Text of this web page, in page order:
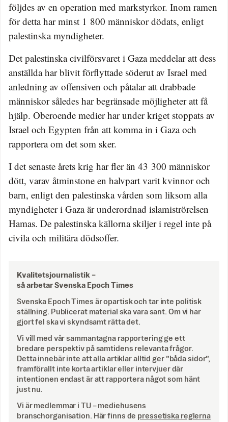
följdes av en operation med markstyrkor. Inom ramen
för detta har minst 1 800 människor dödats, enligt
palestinska myndigheter.
Det palestinska civilförsvaret i Gaza meddelar att dess
anställda har blivit förflyttade söderut av Israel med
anledning av offensiven och påtalar att drabbade
människor således har begränsade möjligheter att få
hjälp. Oberoende medier har under kriget stoppats av
Israel och Egypten från att komma in i Gaza och
rapportera om det som sker.
I det senaste årets krig har fler än 43 300 människor
dött, varav åtminstone en halvpart varit kvinnor och
barn, enligt den palestinska vården som liksom alla
myndigheter i Gaza är underordnad islamiströrelsen
Hamas. De palestinska källorna skiljer i regel inte på
civila och militära dödsoffer.
Kvalitetsjournalistik –
så arbetar Svenska Epoch Times
Svenska Epoch Times är opartisk och tar inte politisk
ställning. Publicerat material ska vara sant. Om vi har
gjort fel ska vi skyndsamt rätta det.
Vi vill med vår sammantagna rapportering ge ett
bredare perspektiv på samtidens relevanta frågor.
Detta innebär inte att alla artiklar alltid ger ”båda sidor”,
framförallt inte korta artiklar eller intervjuer där
intentionen endast är att rapportera något som hänt
just nu.
Vi är medlemmar i TU – mediehusens
branschorganisation. Här finns de pressetiska reglerna